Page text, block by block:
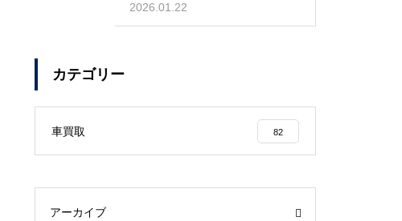
2026.01.22
カテゴリー
車買取 82
アーカイブ